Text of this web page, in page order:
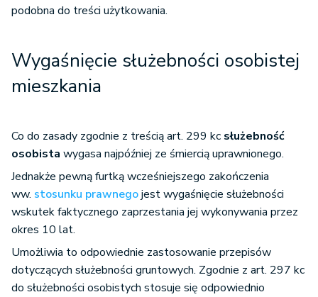
podobna do treści użytkowania.
Wygaśnięcie służebności osobistej
mieszkania
Co do zasady zgodnie z treścią art. 299 kc służebność
osobista wygasa najpóźniej ze śmiercią uprawnionego.
Jednakże pewną furtką wcześniejszego zakończenia
ww. stosunku prawnegojest wygaśnięcie służebności
wskutek faktycznego zaprzestania jej wykonywania przez
okres 10 lat.
Umożliwia to odpowiednie zastosowanie przepisów
dotyczących służebności gruntowych. Zgodnie z art. 297 kc
do służebności osobistych stosuje się odpowiednio